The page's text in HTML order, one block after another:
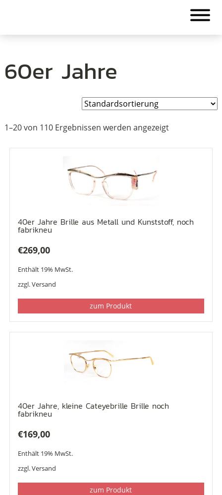
60er Jahre
1–20 von 110 Ergebnissen werden angezeigt
40er Jahre Brille aus Metall und Kunststoff, noch
fabrikneu
€269,00
Enthält 19% MwSt.
zzgl.Versand
zum Produkt
40er Jahre, kleine Cateyebrille Brille noch
fabrikneu
€169,00
Enthält 19% MwSt.
zzgl.Versand
zum Produkt